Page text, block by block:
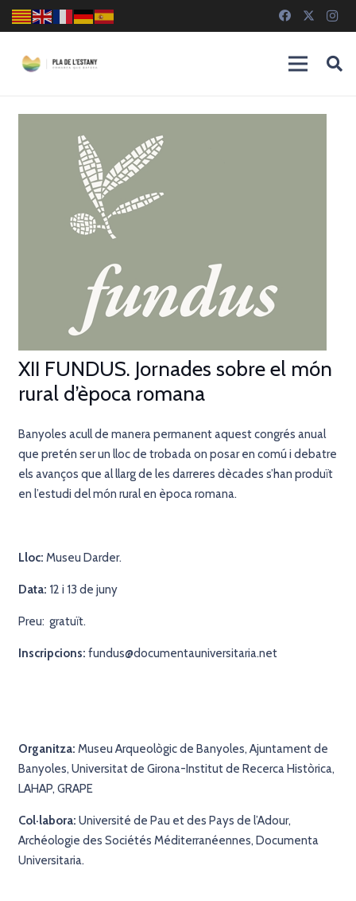
XII FUNDUS. Jornades sobre el món
rural d’època romana
Banyoles acull de manera permanent aquest congrés anual
que pretén ser un lloc de trobada on posar en comú i debatre
els avanços que al llarg de les darreres dècades s’han produït
en l’estudi del món rural en època romana.
Lloc: Museu Darder.
Data: 12 i 13 de juny
Preu: gratuït.
Inscripcions: fundus@documentauniversitaria.net
Organitza: Museu Arqueològic de Banyoles, Ajuntament de
Banyoles, Universitat de Girona-Institut de Recerca Històrica,
LAHAP, GRAPE
Col·labora: Université de Pau et des Pays de l’Adour,
Archéologie des Sociétés Méditerranéennes, Documenta
Universitaria.